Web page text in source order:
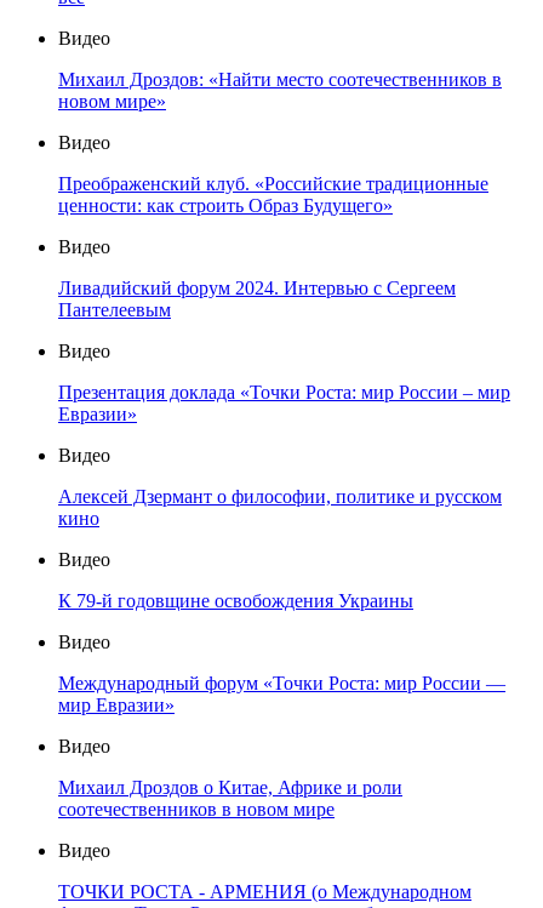
Видео
Михаил Дроздов: «Найти место соотечественников в
новом мире»
Видео
Преображенский клуб. «Российские традиционные
ценности: как строить Образ Будущего»
Видео
Ливадийский форум 2024. Интервью с Сергеем
Пантелеевым
Видео
Презентация доклада «Точки Роста: мир России – мир
Евразии»
Видео
Алексей Дзермант о философии, политике и русском
кино
Видео
К 79-й годовщине освобождения Украины
Видео
Международный форум «Точки Роста: мир России —
мир Евразии»
Видео
Михаил Дроздов о Китае, Африке и роли
соотечественников в новом мире
Видео
ТОЧКИ РОСТА - АРМЕНИЯ (о Международном